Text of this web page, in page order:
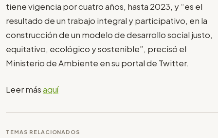
tiene vigencia por cuatro años, hasta 2023, y “es el
resultado de un trabajo integral y participativo, en la
construcción de un modelo de desarrollo social justo,
equitativo, ecológico y sostenible”, precisó el
Ministerio de Ambiente en su portal de Twitter.
Leer másaquí
TEMAS RELACIONADOS